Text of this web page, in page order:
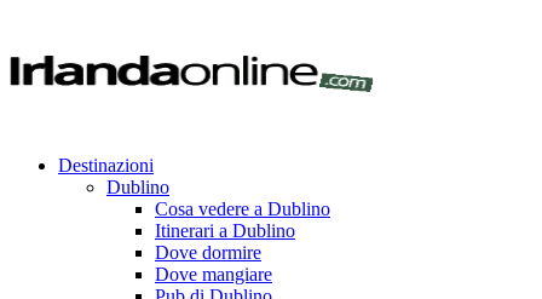
Destinazioni
Dublino
Cosa vedere a Dublino
Itinerari a Dublino
Dove dormire
Dove mangiare